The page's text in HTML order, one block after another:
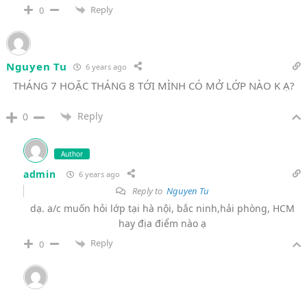
0 Reply
Nguyen Tu 6 years ago
THÁNG 7 HOẶC THÁNG 8 TỚI MÌNH CÓ MỞ LỚP NÀO K Ạ?
0 Reply
Author
admin 6 years ago
Reply to Nguyen Tu
dạ. a/c muốn hỏi lớp tại hà nội, bắc ninh,hải phòng, HCM
hay địa điểm nào ạ
0 Reply